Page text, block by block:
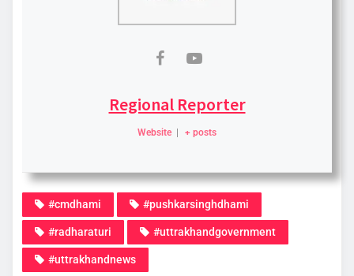
Regional Reporter
Website + posts
#cmdhami #pushkarsinghdhami
#radharaturi #uttrakhandgovernment
#uttrakhandnews